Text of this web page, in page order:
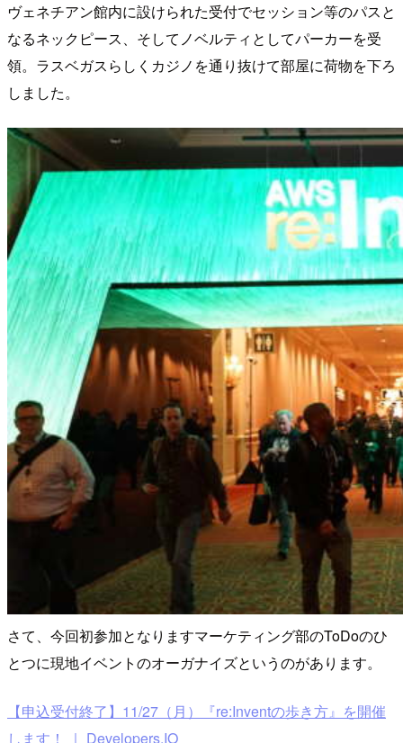
ヴェネチアン館内に設けられた受付でセッション等のパスと
なるネックピース、そしてノベルティとしてパーカーを受
領。ラスベガスらしくカジノを通り抜けて部屋に荷物を下ろ
しました。
さて、今回初参加となりますマーケティング部のToDoのひ
とつに現地イベントのオーガナイズというのがあります。
【申込受付終了】11/27（月）『re:Inventの歩き方』を開催
します！ ｜ Developers.IO